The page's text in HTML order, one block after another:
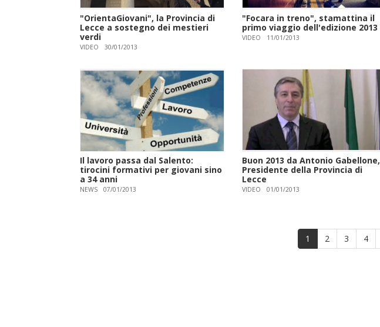
"OrientaGiovani", la Provincia di
Lecce a sostegno dei mestieri
verdi
VIDEO 30/01/2013
"Focara in treno", stamattina il
primo viaggio dell'edizione 2013
VIDEO 11/01/2013
Il lavoro passa dal Salento:
tirocini formativi per giovani sino
a 34 anni
NEWS 07/01/2013
Buon 2013 da Antonio Gabellone,
Presidente della Provincia di
Lecce
VIDEO 01/01/2013
Pagina
attuale
1 Page
2 Page
3 Page
4